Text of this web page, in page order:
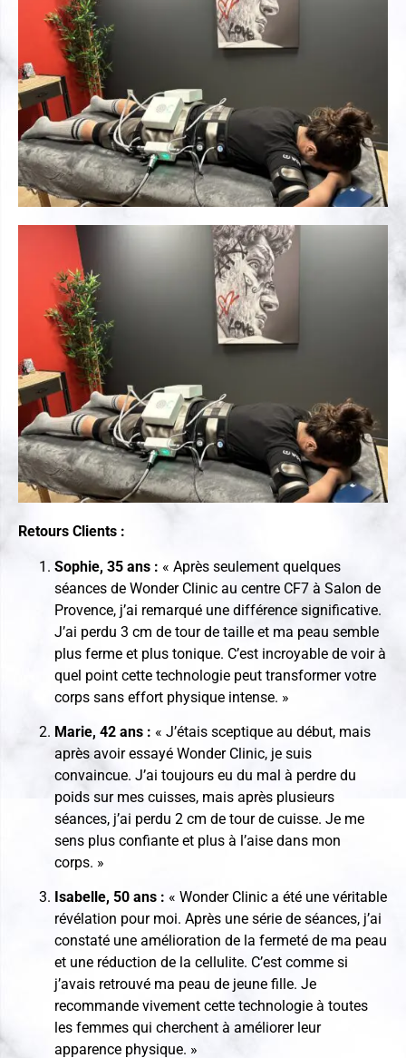
Retours Clients :
Sophie, 35 ans : « Après seulement quelques
séances de Wonder Clinic au centre CF7 à Salon de
Provence, j’ai remarqué une différence significative.
J’ai perdu 3 cm de tour de taille et ma peau semble
plus ferme et plus tonique. C’est incroyable de voir à
quel point cette technologie peut transformer votre
corps sans effort physique intense. »
Marie, 42 ans : « J’étais sceptique au début, mais
après avoir essayé Wonder Clinic, je suis
convaincue. J’ai toujours eu du mal à perdre du
poids sur mes cuisses, mais après plusieurs
séances, j’ai perdu 2 cm de tour de cuisse. Je me
sens plus confiante et plus à l’aise dans mon
corps. »
Isabelle, 50 ans : « Wonder Clinic a été une véritable
révélation pour moi. Après une série de séances, j’ai
constaté une amélioration de la fermeté de ma peau
et une réduction de la cellulite. C’est comme si
j’avais retrouvé ma peau de jeune fille. Je
recommande vivement cette technologie à toutes
les femmes qui cherchent à améliorer leur
apparence physique. »